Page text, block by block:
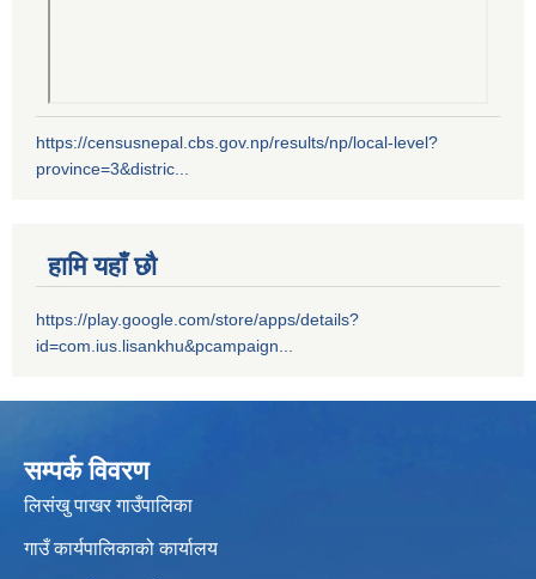
https://censusnepal.cbs.gov.np/results/np/local-level?
province=3&distric...
हामि यहाँ छौ
https://play.google.com/store/apps/details?
id=com.ius.lisankhu&pcampaign...
सम्पर्क विवरण
लिसंखु पाखर गाउँपालिका
गाउँ कार्यपालिकाको कार्यालय